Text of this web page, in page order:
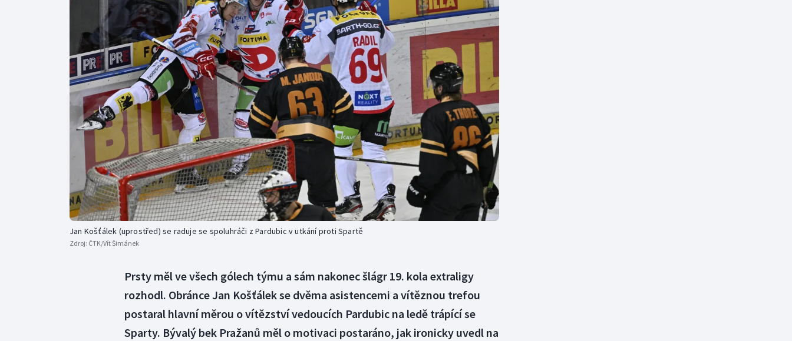
Curling
Dostihy
Florbal
Futsal
Golf
Gymnastika
Moderní pětiboj
Motorsport
Olympijské hry
Parasport
Plavání
Plážový volejbal
Triatlon
Veslování
Vodní slalom
Volejbal
Ostatní
Jan Košťálek (uprostřed) se raduje se spoluhráči z Pardubic v utkání proti Spartě
Zdroj: ČTK/Vít Šimánek
Prsty měl ve všech gólech týmu a sám nakonec šlágr 19. kola extraligy
rozhodl. Obránce Jan Košťálek se dvěma asistencemi a vítěznou trefou
postaral hlavní měrou o vítězství vedoucích Pardubic na ledě trápící se
Sparty. Bývalý bek Pražanů měl o motivaci postaráno, jak ironicky uvedl na